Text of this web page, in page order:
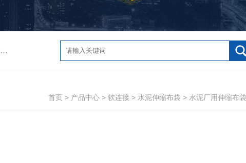
首页 > 产品中心 > 软连接 > 水泥伸缩布袋 > 水泥厂用伸缩布袋